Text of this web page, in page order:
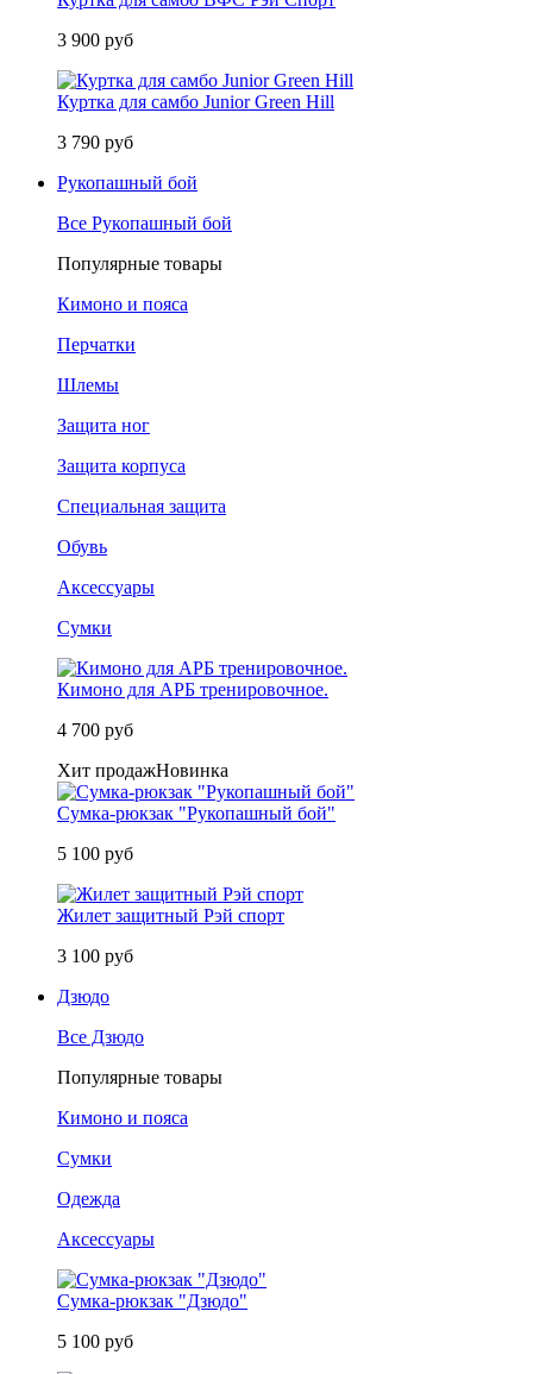
3 900 руб
Куртка для самбо Junior Green Hill
3 790 руб
Рукопашный бой
Все Рукопашный бой
Популярные товары
Кимоно и пояса
Перчатки
Шлемы
Защита ног
Защита корпуса
Специальная защита
Обувь
Аксессуары
Сумки
Кимоно для АРБ тренировочное.
4 700 руб
Хит продажНовинка
Сумка-рюкзак "Рукопашный бой"
5 100 руб
Жилет защитный Рэй спорт
3 100 руб
Дзюдо
Все Дзюдо
Популярные товары
Кимоно и пояса
Сумки
Одежда
Аксессуары
Сумка-рюкзак "Дзюдо"
5 100 руб